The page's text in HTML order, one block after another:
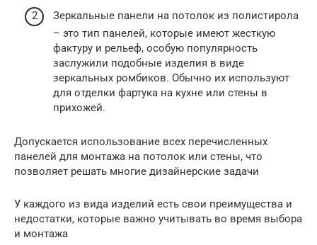
Зеркальные панели на потолок из полистирола
– это тип панелей, которые имеют жесткую
фактуру и рельеф, особую популярность
заслужили подобные изделия в виде
зеркальных ромбиков. Обычно их используют
для отделки фартука на кухне или стены в
прихожей.
Допускается использование всех перечисленных
панелей для монтажа на потолок или стены, что
позволяет решать многие дизайнерские задачи
У каждого из вида изделий есть свои преимущества и
недостатки, которые важно учитывать во время выбора
и монтажа